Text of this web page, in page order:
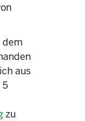
dem
aus
5
zu